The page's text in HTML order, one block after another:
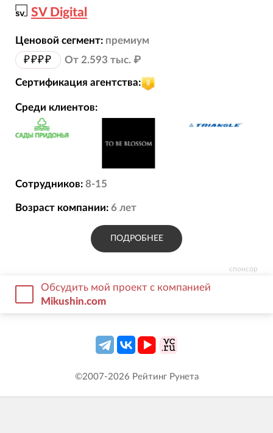
спонсор
SV Digital
Ценовой сегмент: премиум
₽₽₽₽ От 2.593 тыс. ₽
Сертификация агентства:
Среди клиентов:
Сотрудников: 8-15
Возраст компании: 6 лет
ПОДРОБНЕЕ
Обсудить мой проект с компанией
Mikushin.com
©2007-2026 Рейтинг Рунета